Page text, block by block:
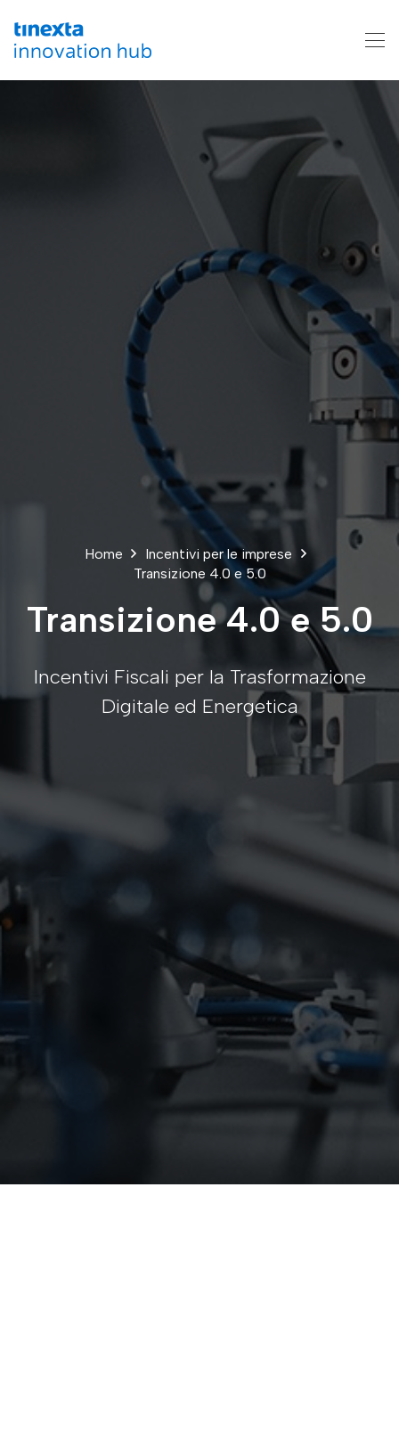
Home
Incentivi per le imprese
Transizione 4.0 e 5.0
Transizione 4.0 e 5.0
Incentivi Fiscali per la Trasformazione
Digitale ed Energetica